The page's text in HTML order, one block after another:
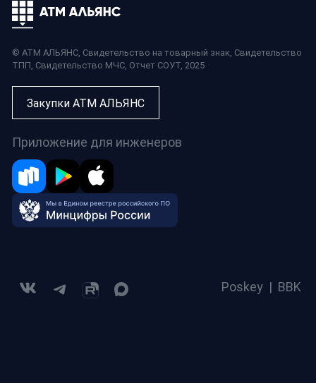
© АТМ АЛЬЯНС, Свидетельство на товарный знак, Свидетельство
ТПП, Свидетельство МЧС, Отчет СОУТ, 2025
Закупки АТМ АЛЬЯНС
Приложение для инженеров
Poskey | BBK